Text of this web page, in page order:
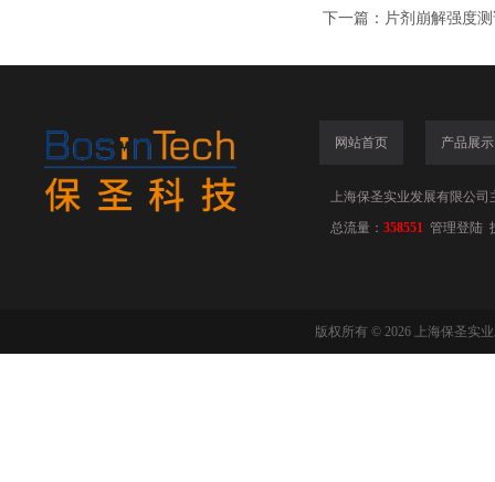
下一篇： 片剂崩解强度
网站首页 产品展示
上海保圣实业发展有限公司
总流量： 358551 管理登陆
版权所有 © 2026 上海保圣实